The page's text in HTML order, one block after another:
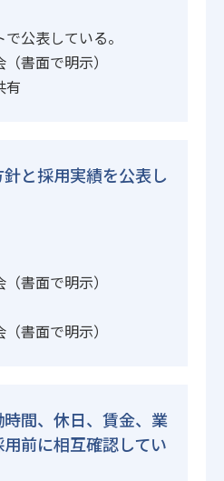
公表している。
書面で明示）
有
と採用実績を公表し
書面で明示）
書面で明示）
間、休日、賃金、業
前に相互確認してい